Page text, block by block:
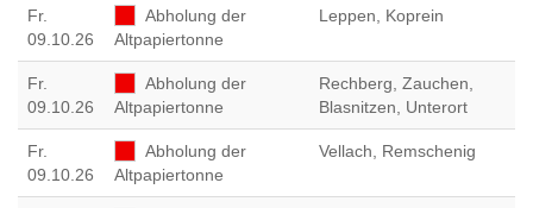
Fr.
09.10.26
Abholung der
Altpapiertonne
Leppen, Koprein
Fr.
09.10.26
Abholung der
Altpapiertonne
Rechberg, Zauchen,
Blasnitzen, Unterort
Fr.
09.10.26
Abholung der
Altpapiertonne
Vellach, Remschenig